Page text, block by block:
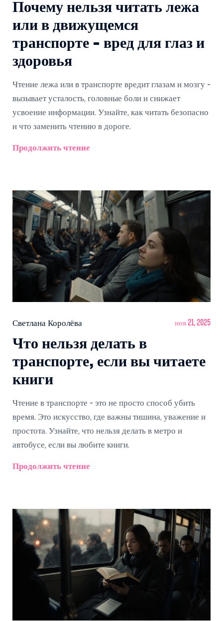
Почему нельзя читать лежа
или в движущемся
транспорте - вред для глаз и
здоровья
Чтение лежа или в транспорте вредит глазам и мозгу -
вызывает усталость, головные боли и снижает
усвоение информации. Узнайте, как читать безопасно
и что заменить чтению в дороге.
Продолжить чтение
Светлана Королёва ноя 21, 2025
Что нельзя делать в
транспорте, если вы читаете
книги
Чтение в транспорте - это не просто способ убить
время. Это искусство, где важны тишина, уважение и
простота. Узнайте, что нельзя делать в метро и
автобусе, если вы любите книги.
Продолжить чтение